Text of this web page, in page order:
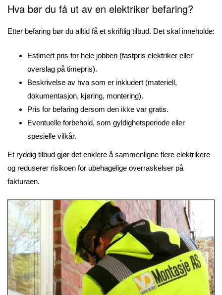
Hva bør du få ut av en elektriker befaring?
Etter befaring bør du alltid få et skriftlig tilbud. Det skal inneholde:
Estimert pris for hele jobben (fastpris elektriker eller
overslag på timepris).
Beskrivelse av hva som er inkludert (materiell,
dokumentasjon, kjøring, montering).
Pris for befaring dersom den ikke var gratis.
Eventuelle forbehold, som gyldighetsperiode eller
spesielle vilkår.
Et ryddig tilbud gjør det enklere å sammenligne flere elektrikere
og reduserer risikoen for ubehagelige overraskelser på
fakturaen.